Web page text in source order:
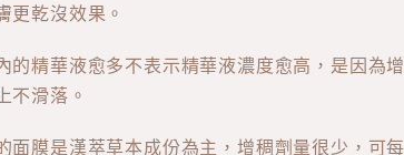
更乾沒效果。
的精華液愈多不表示精華液濃度愈高，是因為
不滑落。
面膜是漢萃草本成份為主，增稠劑量很少，可